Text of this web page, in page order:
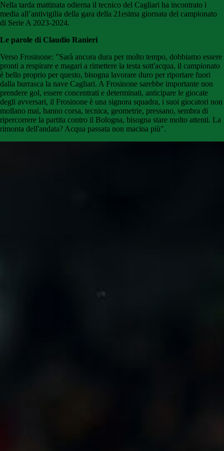
Nella tarda mattinata odierna il tecnico del Cagliari ha incontrato i
media all’antivigilia della gara della 21esima giornata del campionato
di Serie A 2023-2024.
Le parole di Claudio Ranieri
Verso Frosinone: "Sarà ancora dura per molto tempo, dobbiamo essere
pronti a respirare e magari a rimettere la testa sott'acqua, il campionato
è bello proprio per questo, bisogna lavorare duro per riportare fuori
dalla burrasca la nave Cagliari. A Frosinone sarebbe importante non
prendere gol, essere concentrati e determinati, anticipare le giocate
degli avversari, il Frosinone è una signora squadra, i suoi giocatori non
mollano mai, hanno corsa, tecnica, geometrie, pressano, sembra di
ripercorrere la partita contro il Bologna, bisogna stare molto attenti. La
rimonta dell'andata? Acqua passata non macina più".